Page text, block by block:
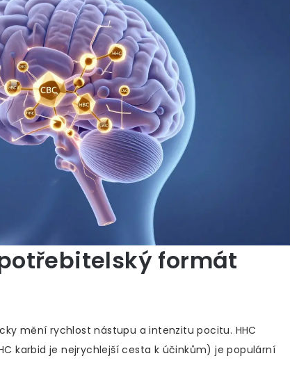
formát
mění rychlost nástupu a intenzitu pocitu. HHC
karbid je nejrychlejší cesta k účinkům) je populární